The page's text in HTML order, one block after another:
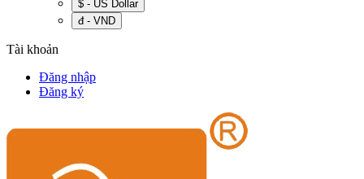
$ - US Dollar
đ - VND
Tài khoản
Đăng nhập
Đăng ký